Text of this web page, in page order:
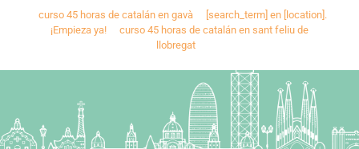
curso 45 horas de catalán en gavà
[search_term] en [location].
¡Empieza ya!
curso 45 horas de catalán en sant feliu de
llobregat